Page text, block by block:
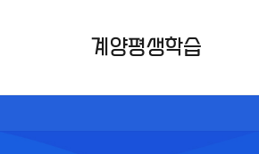
계양평생학습